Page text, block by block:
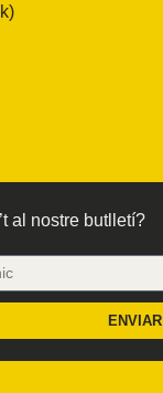
)
al nostre butlletí?
ENVIAR